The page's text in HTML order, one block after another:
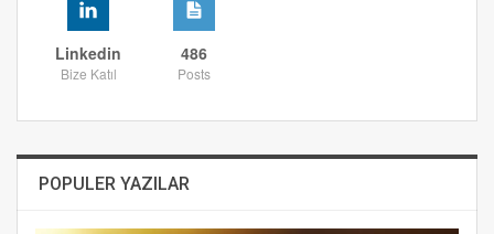
Linkedin
Bize Katıl
486
Posts
POPULER YAZILAR